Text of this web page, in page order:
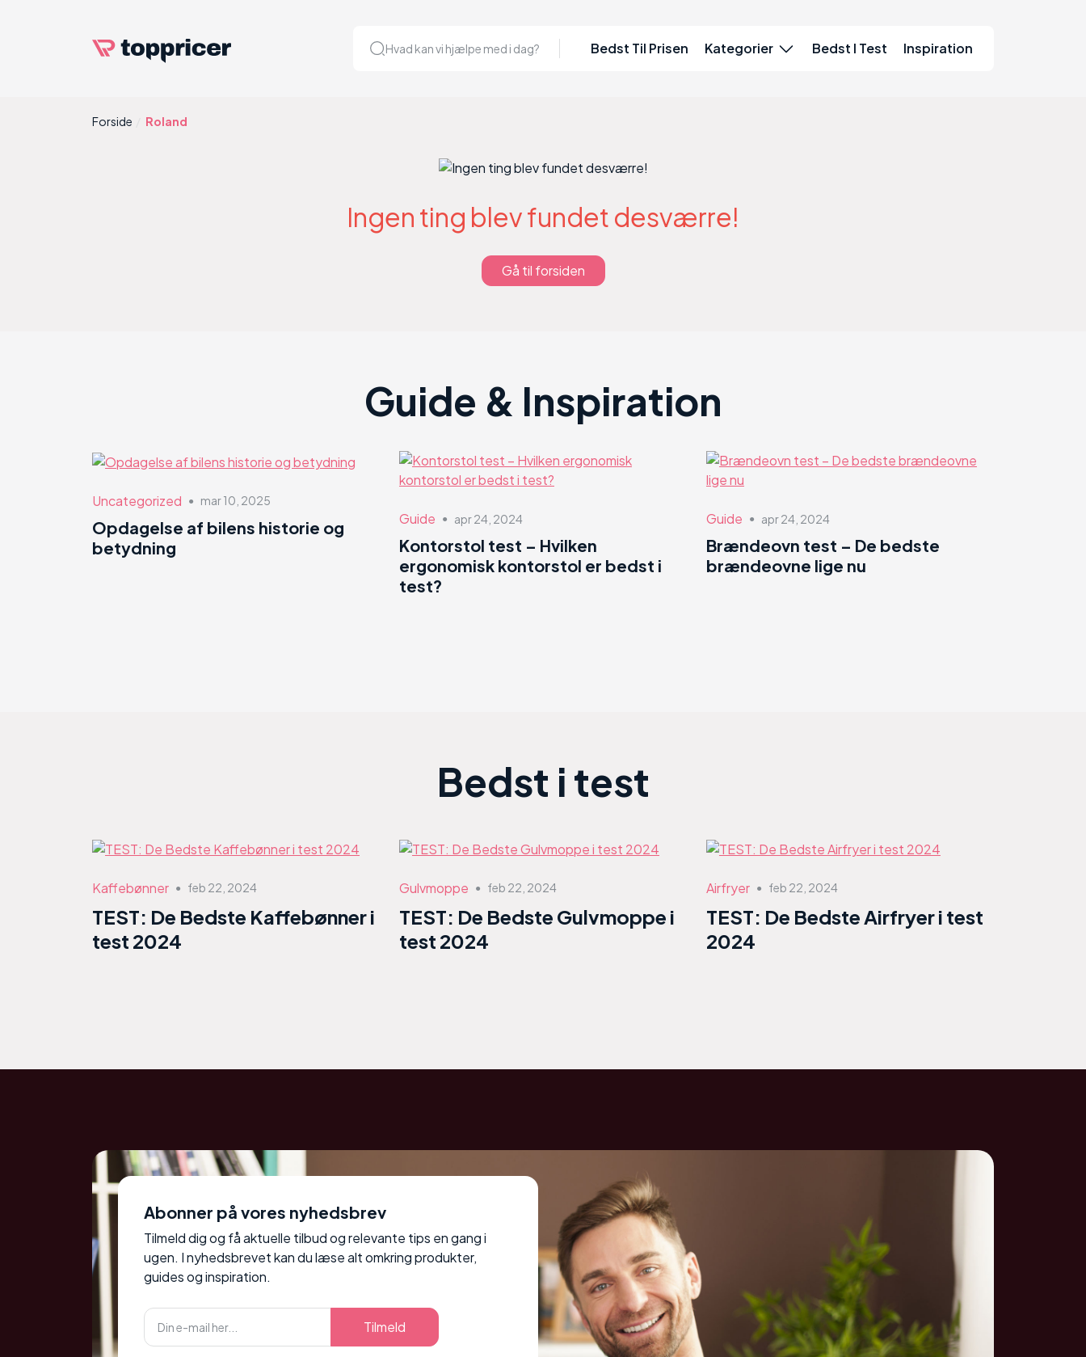
Hvad kan vi hjælpe med i dag? Bedst Til Prisen Kategorier Bedst I Test Inspiration
Forside Roland
Ingen ting blev fundet desværre!
Gå til forsiden
Guide & Inspiration
Uncategorized ● mar 10, 2025
Opdagelse af bilens historie og
betydning
Guide ● apr 24, 2024
Kontorstol test – Hvilken
ergonomisk kontorstol er bedst i
test?
Guide ● apr 24, 2024
Brændeovn test – De bedste
brændeovne lige nu
Bedst i test
Kaffebønner ● feb 22, 2024
TEST: De Bedste Kaffebønner i
test 2024
Gulvmoppe ● feb 22, 2024
TEST: De Bedste Gulvmoppe i
test 2024
Airfryer ● feb 22, 2024
TEST: De Bedste Airfryer i test
2024
Abonner på vores nyhedsbrev
Tilmeld dig og få aktuelle tilbud og relevante tips en gang i
ugen. I nyhedsbrevet kan du læse alt omkring produkter,
guides og inspiration.
Tilmeld